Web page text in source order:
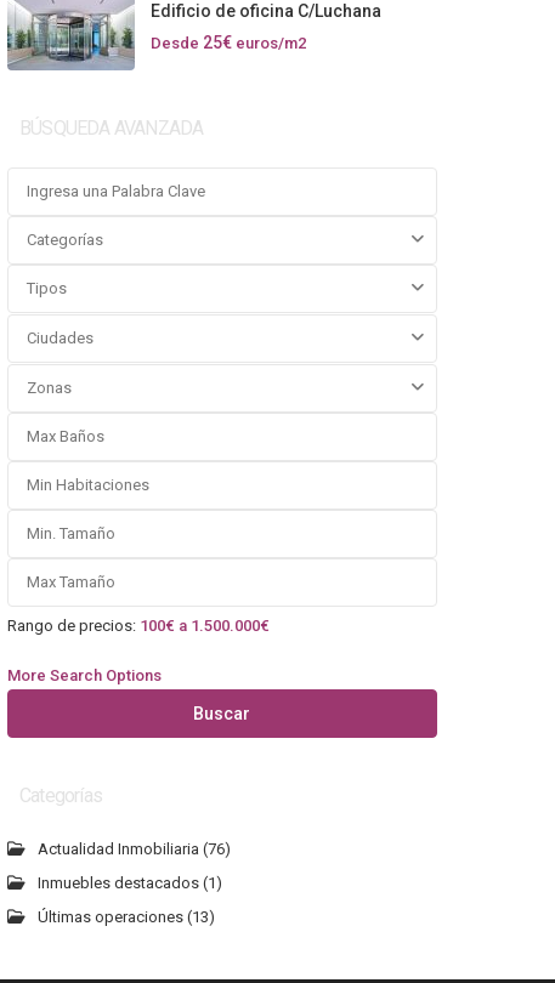
Edificio de oficina C/Luchana
Desde 25€ euros/m2
BÚSQUEDA AVANZADA
Categorías
Tipos
Ciudades
Zonas
Rango de precios: 100€ a 1.500.000€
More Search Options
Buscar
Categorías
Actualidad Inmobiliaria (76)
Inmuebles destacados (1)
Últimas operaciones (13)